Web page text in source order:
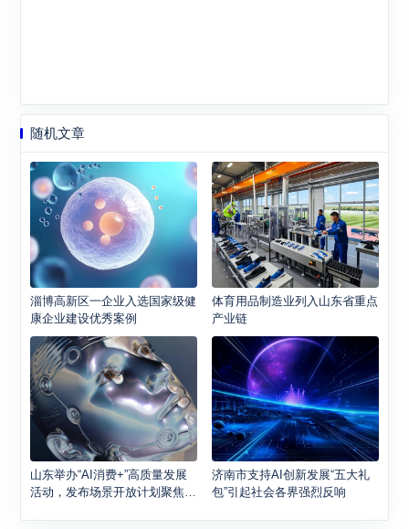
随机文章
淄博高新区一企业入选国家级健
康企业建设优秀案例
体育用品制造业列入山东省重点
产业链
山东举办“AI消费+”高质量发展
活动，发布场景开放计划聚焦六
济南市支持AI创新发展“五大礼
包”引起社会各界强烈反响